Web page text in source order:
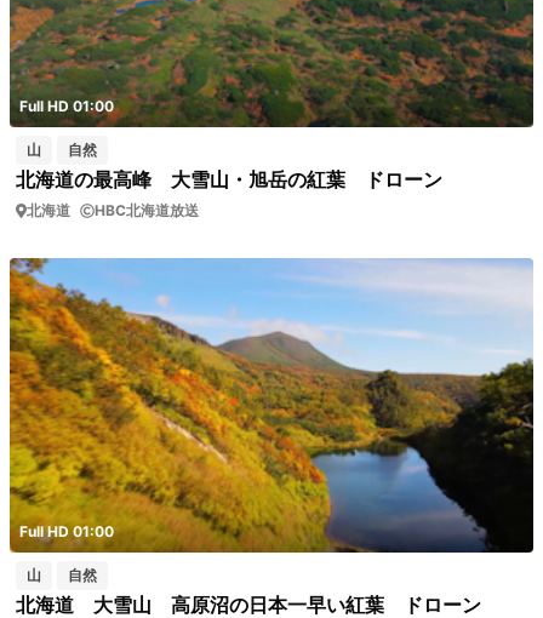
Full HD 01:00
山 自然
北海道の最高峰 大雪山・旭岳の紅葉 ドローン
北海道 HBC北海道放送
Full HD 01:00
山 自然
北海道 大雪山 高原沼の日本一早い紅葉 ドローン